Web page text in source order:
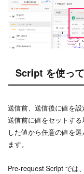
Script を使っ
送信前、送信後に値を設
送信前に値をセットす
した値から任意の値を
ます。
Pre-request Script では